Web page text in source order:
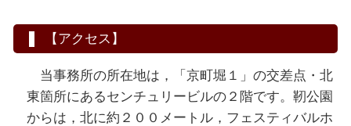
【アクセス】
当事務所の所在地は，「京町堀１」の交差点・北
東箇所にあるセンチュリービルの２階です。靭公園
からは，北に約２００メートル，フェスティバルホ